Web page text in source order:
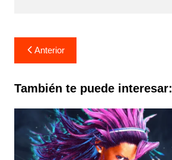
Navegación
de
entradas
Anterior
También te puede interesar: